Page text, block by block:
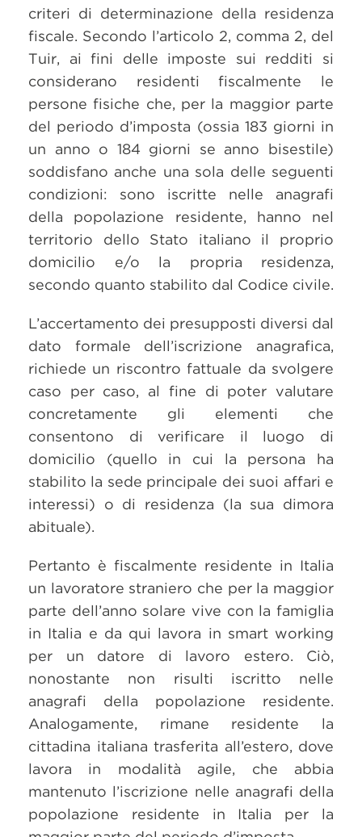
criteri di determinazione della residenza
fiscale. Secondo l’articolo 2, comma 2, del
Tuir, ai fini delle imposte sui redditi si
considerano residenti fiscalmente le
persone fisiche che, per la maggior parte
del periodo d’imposta (ossia 183 giorni in
un anno o 184 giorni se anno bisestile)
soddisfano anche una sola delle seguenti
condizioni: sono iscritte nelle anagrafi
della popolazione residente, hanno nel
territorio dello Stato italiano il proprio
domicilio e/o la propria residenza,
secondo quanto stabilito dal Codice civile.
L’accertamento dei presupposti diversi dal
dato formale dell’iscrizione anagrafica,
richiede un riscontro fattuale da svolgere
caso per caso, al fine di poter valutare
concretamente gli elementi che
consentono di verificare il luogo di
domicilio (quello in cui la persona ha
stabilito la sede principale dei suoi affari e
interessi) o di residenza (la sua dimora
abituale).
Pertanto è fiscalmente residente in Italia
un lavoratore straniero che per la maggior
parte dell’anno solare vive con la famiglia
in Italia e da qui lavora in smart working
per un datore di lavoro estero. Ciò,
nonostante non risulti iscritto nelle
anagrafi della popolazione residente.
Analogamente, rimane residente la
cittadina italiana trasferita all’estero, dove
lavora in modalità agile, che abbia
mantenuto l’iscrizione nelle anagrafi della
popolazione residente in Italia per la